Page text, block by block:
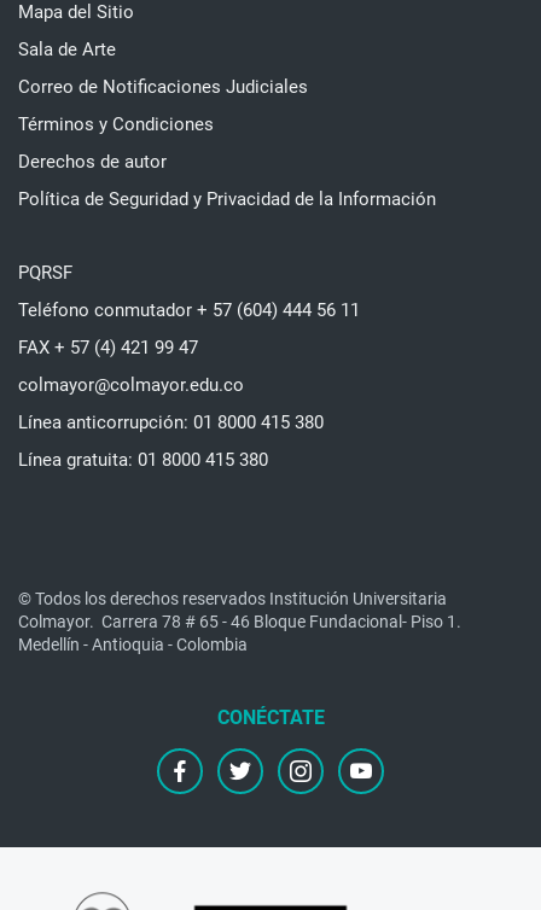
Mapa del Sitio
Sala de Arte
Correo de Notificaciones Judiciales
Términos y Condiciones
Derechos de autor
Política de Seguridad y Privacidad de la Información
PQRSF
Teléfono conmutador + 57 (604) 444 56 11
FAX + 57 (4) 421 99 47
colmayor@colmayor.edu.co
Línea anticorrupción: 01 8000 415 380
Línea gratuita: 01 8000 415 380
© Todos los derechos reservados Institución Universitaria
Colmayor. Carrera 78 # 65 - 46 Bloque Fundacional- Piso 1.
Medellín - Antioquia - Colombia